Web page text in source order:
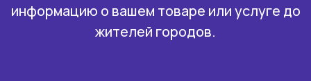
информацию о вашем товаре или услуге до
жителей городов.